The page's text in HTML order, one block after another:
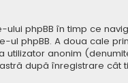
phpBB în timp ce
phpBB. A doua cale
anonim
după înregistrare cât